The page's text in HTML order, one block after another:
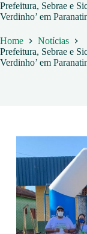
Prefeitura, Sebrae e
Verdinho’ em
Home
Notícias
Prefeitura, Sebrae e
Verdinho’ em